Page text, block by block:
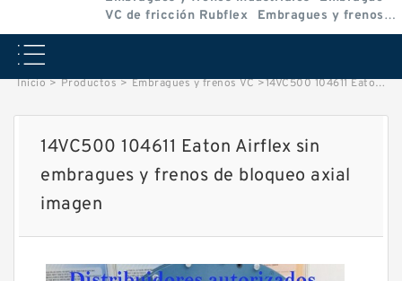
VC de fricción Rubflex
Embragues y frenos
VC
Inicio > Productos > Embragues y frenos VC >14VC500 104611 Eaton Airflex sin embragues y frenos de bloqueo axial image
14VC500 104611 Eaton Airflex sin
embragues y frenos de bloqueo axial
imagen